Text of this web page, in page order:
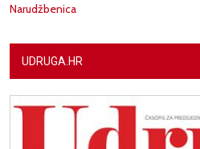
Narudžbenica
UDRUGA.HR